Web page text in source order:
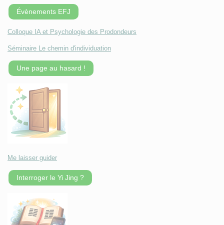
Évènements EFJ
Colloque IA et Psychologie des Prodondeurs
Séminaire Le chemin d'individuation
Une page au hasard !
Me laisser guider
Interroger le Yi Jing ?